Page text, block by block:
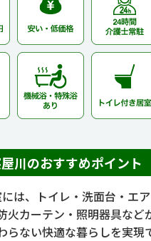
川のおすすめポイント
は、トイレ・洗面台・エ
火カーテン・照明器具など
らない快適な暮らしを実現